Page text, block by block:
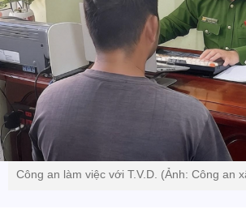
Công an làm việc với T.V.D. (Ảnh: Công an